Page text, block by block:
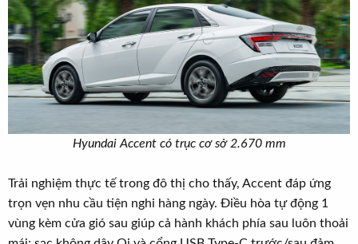
Hyundai Accent có trục cơ sở 2.670 mm
Trải nghiệm thực tế trong đô thị cho thấy, Accent đáp ứng
trọn vẹn nhu cầu tiện nghi hàng ngày. Điều hòa tự động 1
vùng kèm cửa gió sau giúp cả hành khách phía sau luôn thoải